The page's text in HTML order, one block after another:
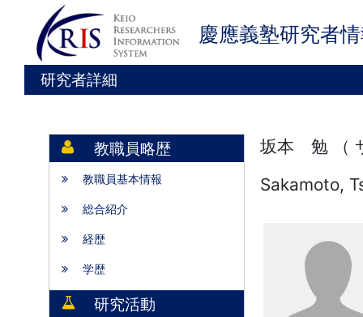
慶應義塾研究者
研究者詳細
教職員略歴
教職員基本情報
総合紹介
経歴
学歴
研究活動
坂本 勉 （
Sakamoto,